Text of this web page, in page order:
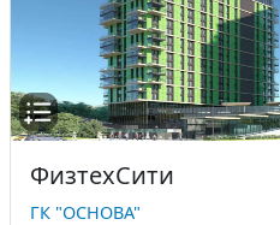
ФизтехСити
ГК "ОСНОВА"